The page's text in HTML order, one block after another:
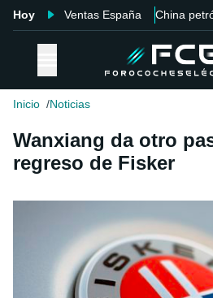
Hoy Ventas España China
Inicio Noticias
Wanxiang da otro
regreso de Fisker